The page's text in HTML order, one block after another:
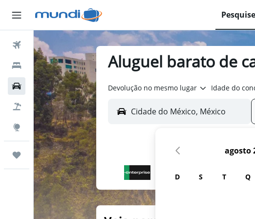
Passagens Aéreas
Hospedagens
Carros
Pacotes
Explore
Trips
Aluguel barato de
Devolução no mesmo lugar Idade do
agosto
D S T Q